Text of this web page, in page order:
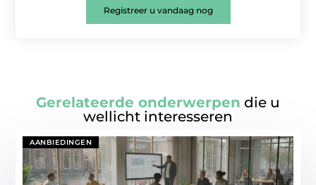
Registreer u vandaag nog
Gerelateerde onderwerpen die u
wellicht interesseren
AANBIEDINGEN